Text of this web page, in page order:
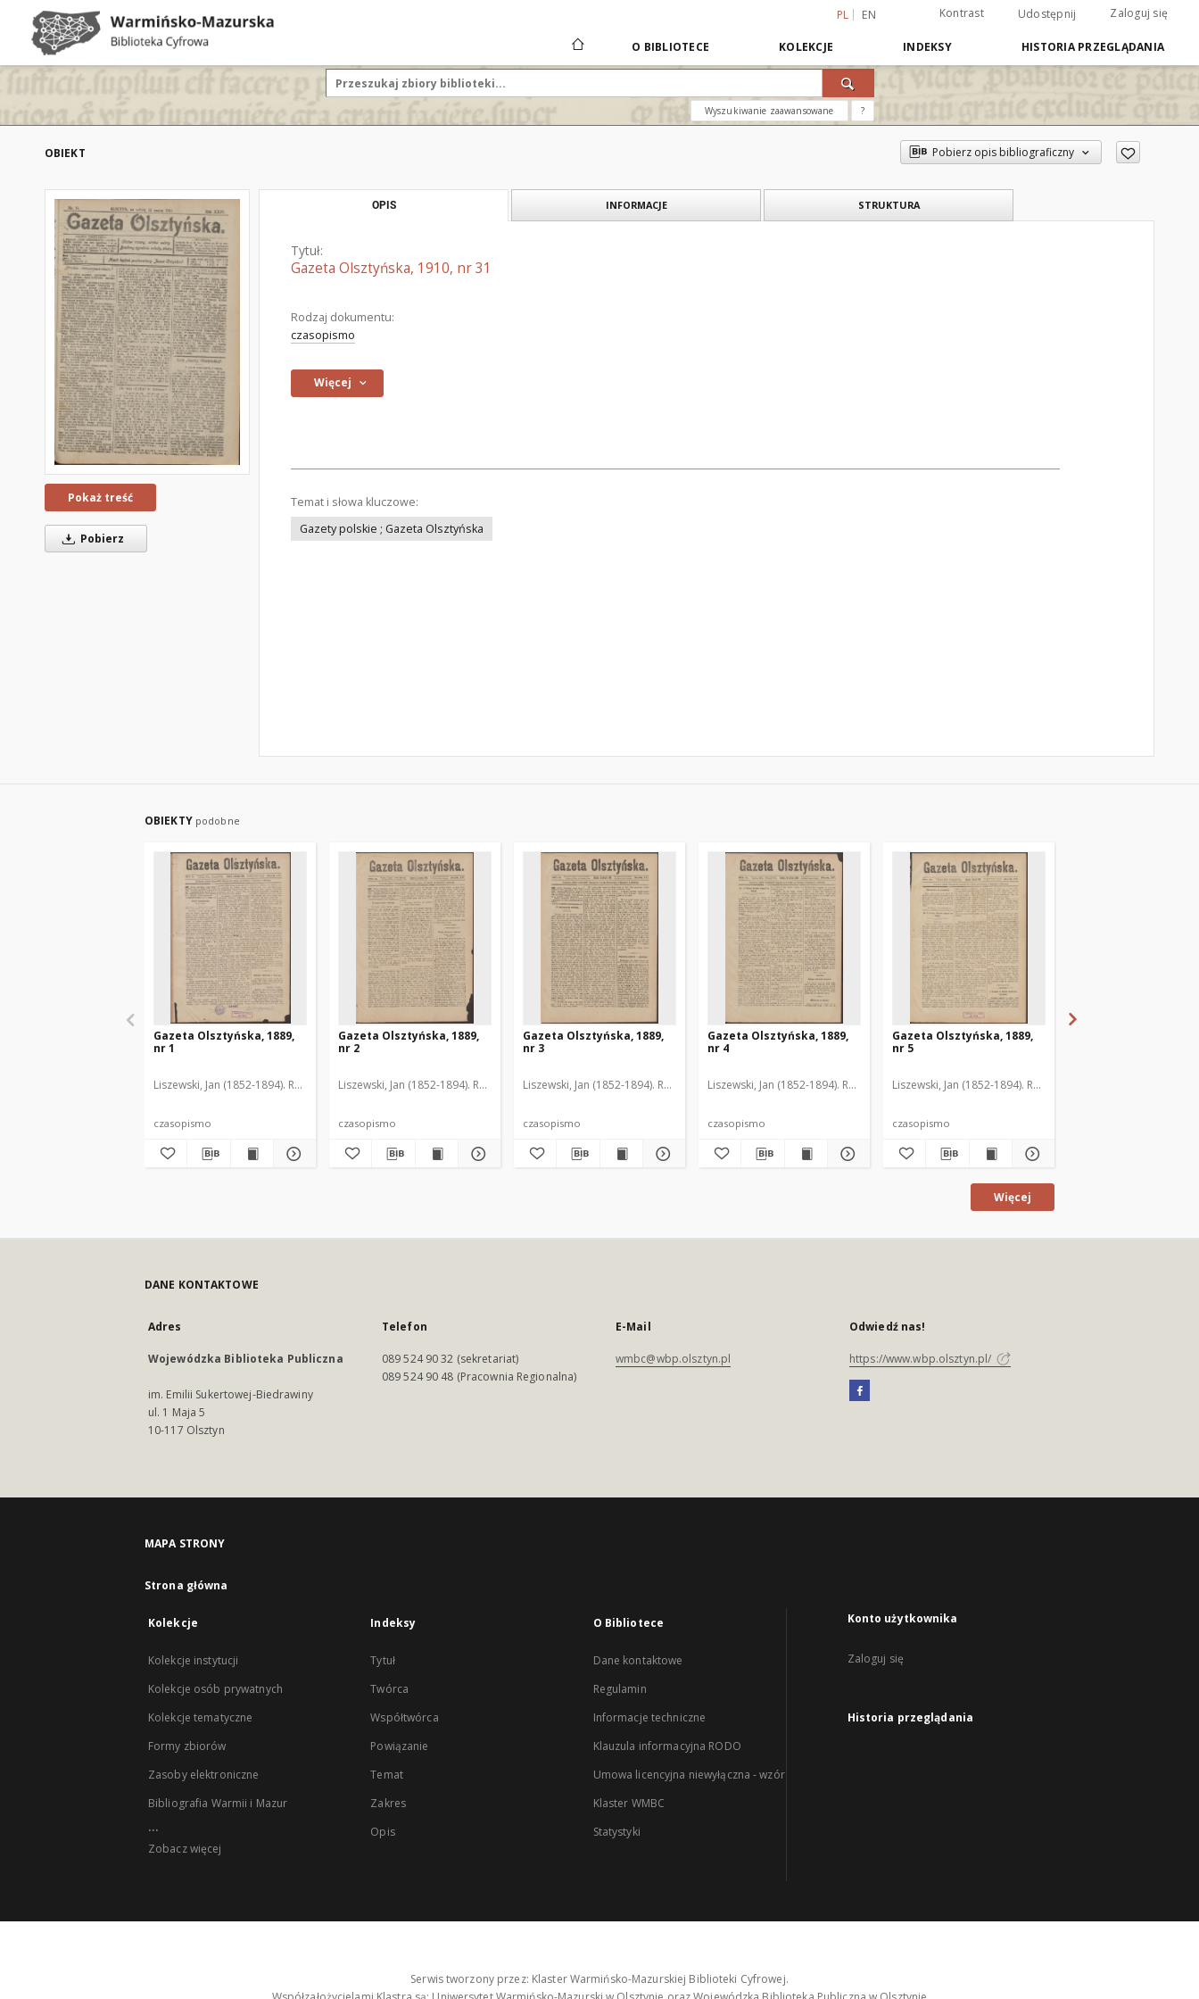
PL EN Kontrast Udostępnij Zaloguj się
O BIBLIOTECE KOLEKCJE INDEKSY HISTORIA PRZEGLĄDANIA
Wyszukiwanie zaawansowane ?
OBIEKT Pobierz opis bibliograficzny
Pokaż treść
Pobierz
OPIS INFORMACJE STRUKTURA
Tytuł:
Gazeta Olsztyńska, 1910, nr 31
Rodzaj dokumentu:
czasopismo
Więcej
Temat i słowa kluczowe:
Gazety polskie ; Gazeta Olsztyńska
OBIEKTY podobne
Gazeta Olsztyńska, 1889,
nr 1
Liszewski, Jan (1852-1894). Red.
czasopismo
Gazeta Olsztyńska, 1889,
nr 2
Liszewski, Jan (1852-1894). Red.
czasopismo
Gazeta Olsztyńska, 1889,
nr 3
Liszewski, Jan (1852-1894). Red.
czasopismo
Gazeta Olsztyńska, 1889,
nr 4
Liszewski, Jan (1852-1894). Red.
czasopismo
Gazeta Olsztyńska, 1889,
nr 5
Liszewski, Jan (1852-1894). Red.
czasopismo
Więcej
DANE KONTAKTOWE
Adres
Wojewódzka Biblioteka Publiczna
im. Emilii Sukertowej-Biedrawiny
ul. 1 Maja 5
10-117 Olsztyn
Telefon
089 524 90 32 (sekretariat)
089 524 90 48 (Pracownia Regionalna)
E-Mail
wmbc@wbp.olsztyn.pl
Odwiedź nas!
https://www.wbp.olsztyn.pl/
MAPA STRONY
Strona główna
Kolekcje
Kolekcje instytucji
Kolekcje osób prywatnych
Kolekcje tematyczne
Formy zbiorów
Zasoby elektroniczne
Bibliografia Warmii i Mazur
...
Zobacz więcej
Indeksy
Tytuł
Twórca
Współtwórca
Powiązanie
Temat
Zakres
Opis
O Bibliotece
Dane kontaktowe
Regulamin
Informacje techniczne
Klauzula informacyjna RODO
Umowa licencyjna niewyłączna - wzór
Klaster WMBC
Statystyki
Konto użytkownika
Zaloguj się
Historia przeglądania
Serwis tworzony przez: Klaster Warmińsko-Mazurskiej Biblioteki Cyfrowej.